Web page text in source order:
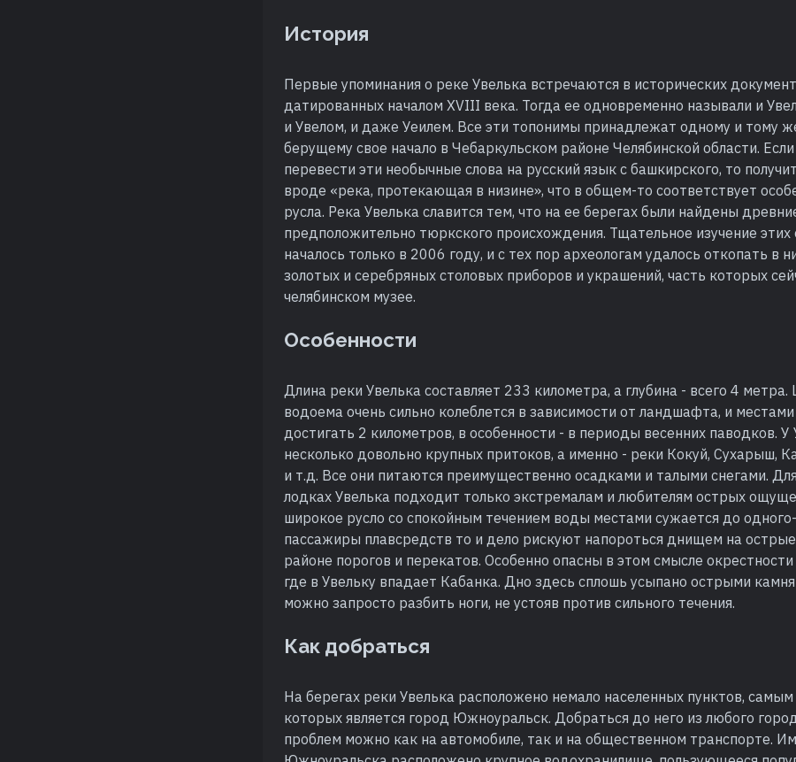
История
Первые упоминания о реке Увелька встречаются в исторических
датированных началом XVIII века. Тогда ее одновременно называли и
и Увелом, и даже Уеилем. Все эти топонимы принадлежат одному и тому
берущему свое начало в Чебаркульском районе Челябинской области.
перевести эти необычные слова на русский язык с башкирского, то
вроде «река, протекающая в низине», что в общем-то соответствует
русла. Река Увелька славится тем, что на ее берегах были найдены
предположительно тюркского происхождения. Тщательное изучение этих
началось только в 2006 году, и с тех пор археологам удалось откопать в
золотых и серебряных столовых приборов и украшений, часть которых
челябинском музее.
Особенности
Длина реки Увелька составляет 233 километра, а глубина - всего 4
водоема очень сильно колеблется в зависимости от ландшафта, и
достигать 2 километров, в особенности - в периоды весенних паводков. У
несколько довольно крупных притоков, а именно - реки Кокуй, Сухарыш,
и т.д. Все они питаются преимущественно осадками и талыми снегами.
лодках Увелька подходит только экстремалам и любителям острых
широкое русло со спокойным течением воды местами сужается до
пассажиры плавсредств то и дело рискуют напороться днищем на
районе порогов и перекатов. Особенно опасны в этом смысле
где в Увельку впадает Кабанка. Дно здесь сплошь усыпано острыми
можно запросто разбить ноги, не устояв против сильного течения.
Как добраться
На берегах реки Увелька расположено немало населенных пунктов,
которых является город Южноуральск. Добраться до него из любого
проблем можно как на автомобиле, так и на общественном транспорте.